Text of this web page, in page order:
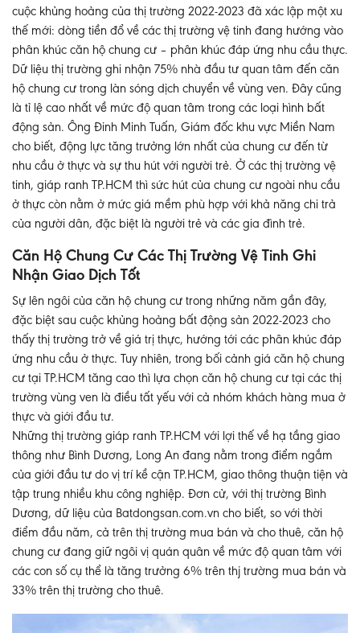
cuộc khủng hoảng của thị trường 2022-2023 đã xác lập một xu
thế mới: dòng tiền đổ về các thị trường vệ tinh đang hướng vào
phân khúc căn hộ chung cư – phân khúc đáp ứng nhu cầu thực.
Dữ liệu thị trường ghi nhận 75% nhà đầu tư quan tâm đến căn
hộ chung cư trong làn sóng dịch chuyển về vùng ven. Đây cũng
là tỉ lệ cao nhất về mức độ quan tâm trong các loại hình bất
động sản. Ông Đinh Minh Tuấn, Giám đốc khu vực Miền Nam
cho biết, động lực tăng trưởng lớn nhất của chung cư đến từ
nhu cầu ở thực và sự thu hút với người trẻ. Ở các thị trường vệ
tinh, giáp ranh TP.HCM thì sức hút của chung cư ngoài nhu cầu
ở thực còn nằm ở mức giá mềm phù hợp với khả năng chi trả
của người dân, đặc biệt là người trẻ và các gia đình trẻ.
Căn Hộ Chung Cư Các Thị Trường Vệ Tinh Ghi
Nhận Giao Dịch Tốt
Sự lên ngôi của căn hộ chung cư trong những năm gần đây,
đặc biệt sau cuộc khủng hoảng bất động sản 2022-2023 cho
thấy thị trường trở về giá trị thực, hướng tới các phân khúc đáp
ứng nhu cầu ở thực. Tuy nhiên, trong bối cảnh giá căn hộ chung
cư tại TP.HCM tăng cao thì lựa chọn căn hộ chung cư tại các thị
trường vùng ven là điều tất yếu với cả nhóm khách hàng mua ở
thực và giới đầu tư.
Những thị trường giáp ranh TP.HCM với lợi thế về hạ tầng giao
thông như Bình Dương, Long An đang nằm trong điểm ngắm
của giới đầu tư do vị trí kề cận TP.HCM, giao thông thuận tiện và
tập trung nhiều khu công nghiệp. Đơn cử, với thị trường Bình
Dương, dữ liệu của Batdongsan.com.vn cho biết, so với thời
điểm đầu năm, cả trên thị trường mua bán và cho thuê, căn hộ
chung cư đang giữ ngôi vị quán quân về mức độ quan tâm với
các con số cụ thể là tăng trưởng 6% trên thj trường mua bán và
33% trên thị trường cho thuê.